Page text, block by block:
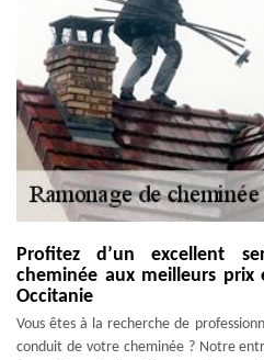
Profitez d’un excellent
cheminée aux meilleurs prix
Occitanie
Vous êtes à la recherche de
conduit de votre cheminée ? Notre